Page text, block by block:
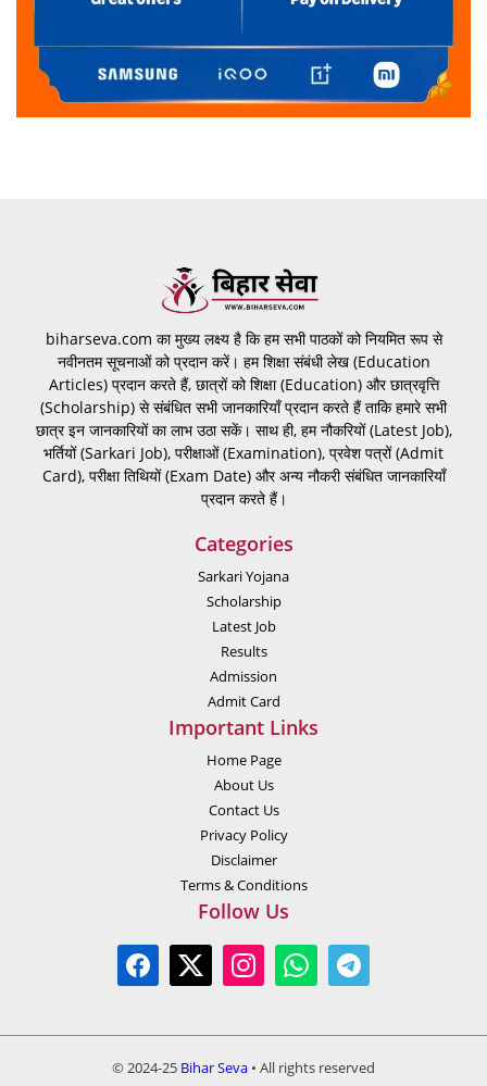
biharseva.com का मुख्य लक्ष्य है कि हम सभी पाठकों को नियमित रूप से
नवीनतम सूचनाओं को प्रदान करें। हम शिक्षा संबंधी लेख (Education
Articles) प्रदान करते हैं, छात्रों को शिक्षा (Education) और छात्रवृत्ति
(Scholarship) से संबंधित सभी जानकारियाँ प्रदान करते हैं ताकि हमारे सभी
छात्र इन जानकारियों का लाभ उठा सकें। साथ ही, हम नौकरियों (Latest Job),
भर्तियों (Sarkari Job), परीक्षाओं (Examination), प्रवेश पत्रों (Admit
Card), परीक्षा तिथियों (Exam Date) और अन्य नौकरी संबंधित जानकारियाँ
प्रदान करते हैं।
Categories
Sarkari Yojana
Scholarship
Latest Job
Results
Admission
Admit Card
Important Links
Home Page
About Us
Contact Us
Privacy Policy
Disclaimer
Terms & Conditions
Follow Us
© 2024-25 Bihar Seva • All rights reserved